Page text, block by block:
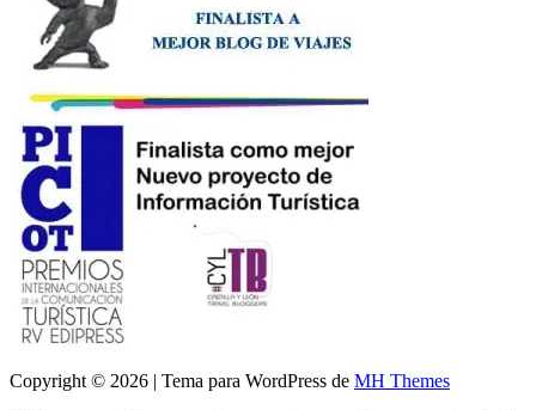
Copyright © 2026 | Tema para WordPress de MH Themes